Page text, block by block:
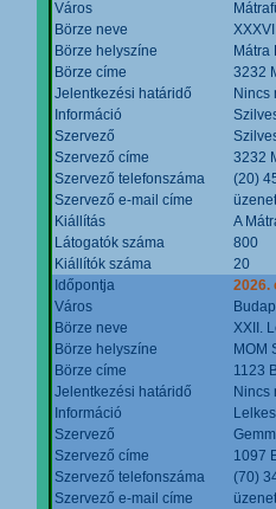
Város
Börze neve
Börze helyszíne
Mátra
Börze címe
3232
Jelentkezési határidő
Nincs
Információ
Szervező
Szervező címe
3232
Szervező telefonszáma
(20)
Szervező e-mail címe
Kiállítás
A
Látogatók száma
800
Kiállítók száma
20
Időpontja
2026.
Város
Börze neve
XXII.
Börze helyszíne
MOM
Börze címe
1123
Jelentkezési határidő
Nincs
Információ
Szervező
Szervező címe
1097
Szervező telefonszáma
(70)
Szervező e-mail címe